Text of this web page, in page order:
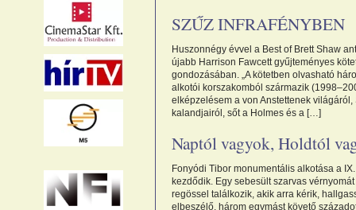
SZŰZ INFRAFÉNYBEN
Huszonnégy évvel a Best of Brett Shaw
újabb Harrison Fawcett gyűjteményes
gondozásában. „A kötetben olvasható
alkotói korszakomból származik
elképzelésem a von Anstettenek
kalandjairól, sőt a Holmes és a […]
Naptól vagyok, Holdtól
Fonyódi Tibor monumentális alkotása a
kezdődik. Egy sebesült szarvas
regössel találkozik, akik arra kérik,
elbeszélő, három egymást követő